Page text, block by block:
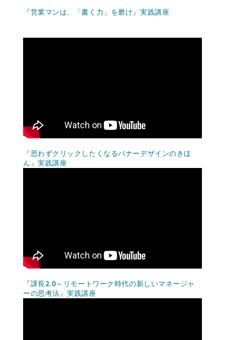
『営業マンは、「書く力」を磨け』実践講座
『思わずクリックしたくなるバナーデザインのきほ
ん』実践講座
『課長2.0～リモートワーク時代の新しいマネージャ
ーの思考法』実践講座